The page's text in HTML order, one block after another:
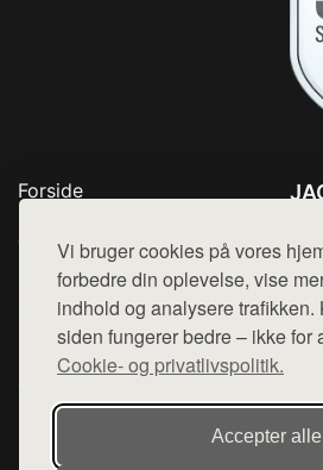
Vi bruger cookies på vores
forbedre din oplevelse, vise
indhold og analysere trafikken.
siden fungerer bedre – ikke for
Cookie- og privatlivspolitik.
Accepter alle
Forside
Top Rabatter
Blog
Kontakt
Denne side er en del af want.dk, der
hjemmesider med præsentation af